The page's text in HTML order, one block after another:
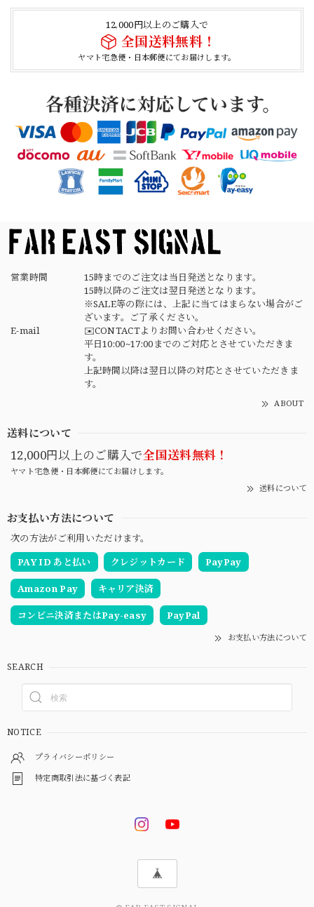
12,000円以上のご購入で
全国送料無料！
ヤマト宅急便・日本郵便にてお届けします。
【USED】Canadian Army IECS Fleece Pants 実物 カナダ軍 フリースパンツ ユーズド
⑥サイズ
2026/04/17
2026/04/02
【Button Works】Mercury Dime Coin Necklace Silver 900 Silver 925 ボタンワークス マーキュリーダイム銀貨 ネックレス
2026/03/26
営業時間
15時までのご注文は当日発送となります。
15時以降のご注文は翌日発送となります。
※SALE等の際には、上記に当てはまらない場合がご
ざいます。ご了承ください。
E-mail
✉️CONTACTよりお問い合わせください。
平日10:00~17:00までのご対応とさせていただきま
す。
上記時間以降は翌日以降の対応とさせていただきま
す。
ABOUT
送料について
12,000円以上のご購入で全国送料無料！
ヤマト宅急便・日本郵便にてお届けします。
送料について
お支払い方法について
次の方法がご利用いただけます。
PAY ID あと払い
クレジットカード PayPay
Amazon Pay キャリア決済
コンビニ決済またはPay-easy PayPal
お支払い方法について
SEARCH
NOTICE
プライバシーポリシー
特定商取引法に基づく表記